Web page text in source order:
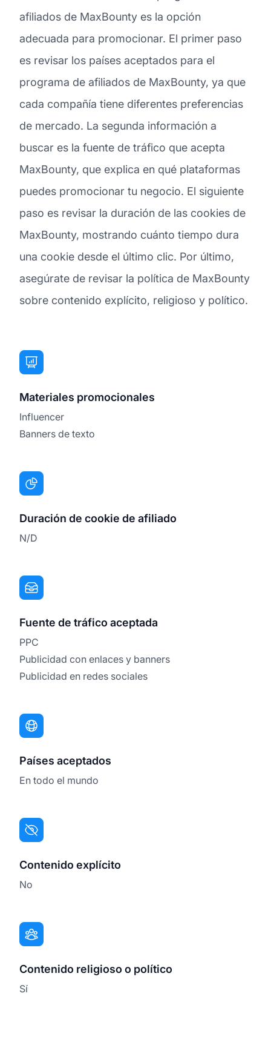
afiliados de MaxBounty es la opción
adecuada para promocionar. El primer paso
es revisar los países aceptados para el
programa de afiliados de MaxBounty, ya que
cada compañía tiene diferentes preferencias
de mercado. La segunda información a
buscar es la fuente de tráfico que acepta
MaxBounty, que explica en qué plataformas
puedes promocionar tu negocio. El siguiente
paso es revisar la duración de las cookies de
MaxBounty, mostrando cuánto tiempo dura
una cookie desde el último clic. Por último,
asegúrate de revisar la política de MaxBounty
sobre contenido explícito, religioso y político.
Materiales promocionales
Influencer
Banners de texto
Duración de cookie de afiliado
N/D
Fuente de tráfico aceptada
PPC
Publicidad con enlaces y banners
Publicidad en redes sociales
Países aceptados
En todo el mundo
Contenido explícito
No
Contenido religioso o político
Sí